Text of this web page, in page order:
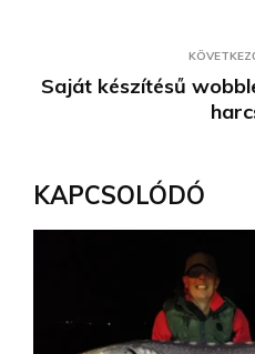
Saját készítésű
KAPCSOLÓDÓ